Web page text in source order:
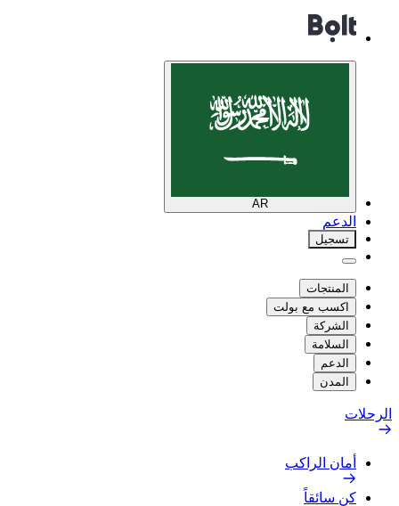
AR
الدعم
تسجيل
المنتجات
اكسب مع بولت
الشركة
السلامة
الدعم
المدن
الرحلات
أمان الراكب
كن سائقاً